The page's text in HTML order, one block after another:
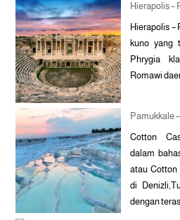
Hierapolis –
Hierapolis –
kuno yang
Phrygia
Romawi
Pamukkale
Cotton
dalam
atau Cotton
di
dengan